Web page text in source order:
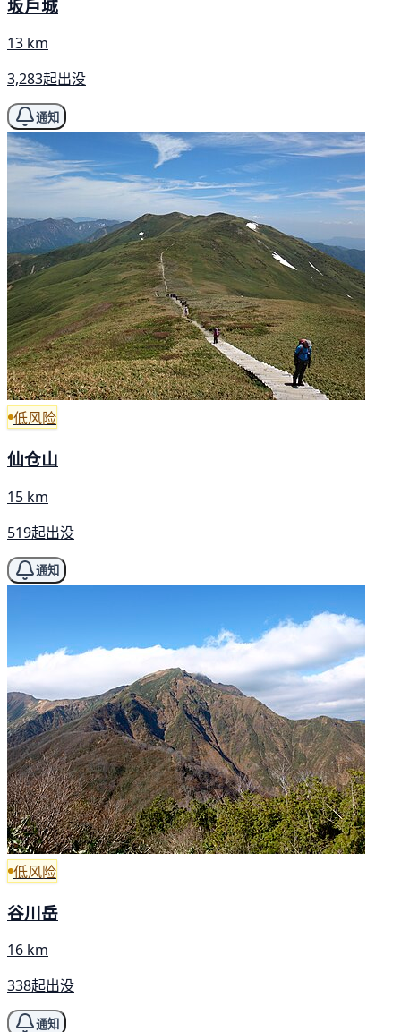
坂戶城
13 km
3,283起出没
通知
低风险
仙仓山
15 km
519起出没
通知
低风险
谷川岳
16 km
338起出没
通知